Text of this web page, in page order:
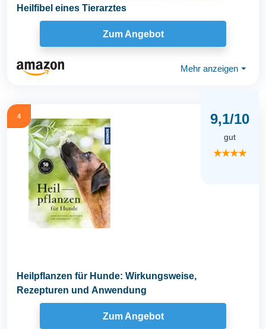
Heilfibel eines Tierarztes
Zum Angebot
Mehr anzeigen ⏷
4 9,1/10
gut
★★★★
Heilpflanzen für Hunde: Wirkungsweise,
Rezepturen und Anwendung
Zum Angebot